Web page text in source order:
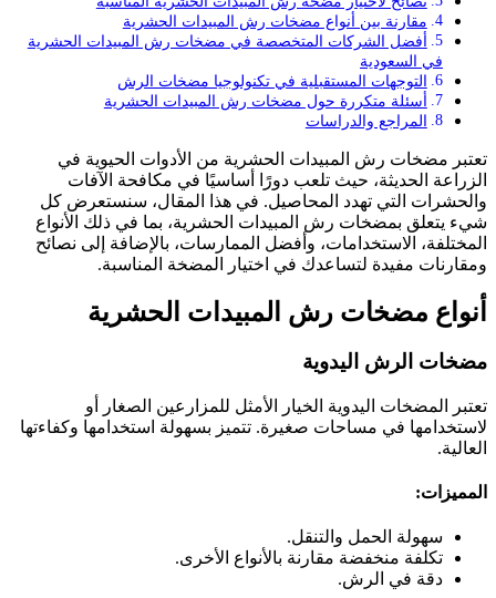
مقارنة بين أنواع مضخات رش المبيدات الحشرية
أفضل الشركات المتخصصة في مضخات رش المبيدات الحشرية
في السعودية
التوجهات المستقبلية في تكنولوجيا مضخات الرش
أسئلة متكررة حول مضخات رش المبيدات الحشرية
المراجع والدراسات
تعتبر مضخات رش المبيدات الحشرية من الأدوات الحيوية في
الزراعة الحديثة، حيث تلعب دورًا أساسيًا في مكافحة الآفات
والحشرات التي تهدد المحاصيل. في هذا المقال، سنستعرض كل
شيء يتعلق بمضخات رش المبيدات الحشرية، بما في ذلك الأنواع
المختلفة، الاستخدامات، وأفضل الممارسات، بالإضافة إلى نصائح
ومقارنات مفيدة لتساعدك في اختيار المضخة المناسبة.
أنواع مضخات رش المبيدات الحشرية
مضخات الرش اليدوية
تعتبر المضخات اليدوية الخيار الأمثل للمزارعين الصغار أو
لاستخدامها في مساحات صغيرة. تتميز بسهولة استخدامها وكفاءتها
العالية.
المميزات:
سهولة الحمل والتنقل.
تكلفة منخفضة مقارنة بالأنواع الأخرى.
دقة في الرش.